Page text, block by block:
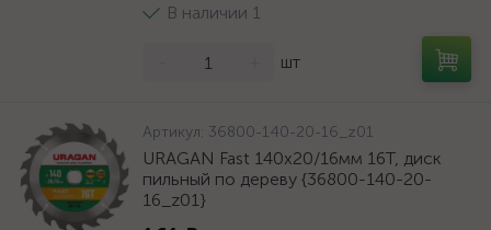
В наличии 1
шт
Артикул: 36800-140-20-16_z01
URAGAN Fast 140x20/16мм 16Т, диск
пильный по дереву {36800-140-20-
16_z01}